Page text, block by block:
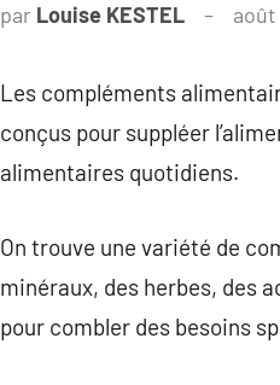
par Louise KESTEL août
Les compléments
conçus pour suppléer
alimentaires quotidiens.
On trouve une variété de
minéraux, des herbes, des
pour combler des besoins